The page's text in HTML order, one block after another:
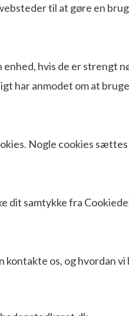
til at gøre en
enhed, hvis de er strengt
har anmodet om at
Nogle cookies
samtykke fra
kontakte os, og hvordan